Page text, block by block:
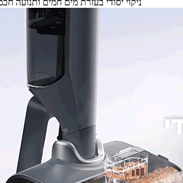
ניקוי יסודי בעזרת מים חמים ותנועה